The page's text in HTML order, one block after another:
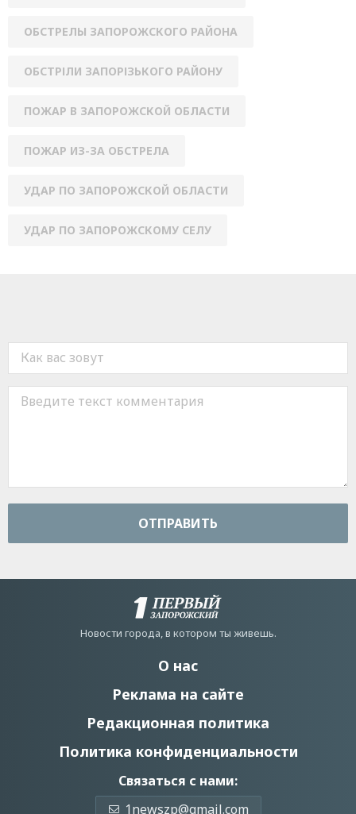
ОБСТРЕЛЫ ЗАПОРОЖСКОГО РАЙОНА
ОБСТРІЛИ ЗАПОРІЗЬКОГО РАЙОНУ
ПОЖАР В ЗАПОРОЖСКОЙ ОБЛАСТИ
ПОЖАР ИЗ-ЗА ОБСТРЕЛА
УДАР ПО ЗАПОРОЖСКОЙ ОБЛАСТИ
УДАР ПО ЗАПОРОЖСКОМУ СЕЛУ
ОТПРАВИТЬ
Новости города, в котором ты живешь.
О нас
Реклама на сайте
Редакционная политика
Политика конфиденциальности
Связаться с нами:
1newszp@gmail.com